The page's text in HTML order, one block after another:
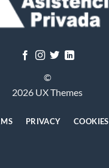
©
2026 UX Themes
PRIVACY COOKIES